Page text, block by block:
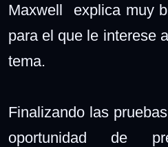
Maxwell explica muy
para el que le interese
tema.
Finalizando las
oportunidad de